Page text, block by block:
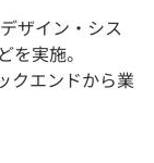
ザイン・シス
実施。
クエンドから業